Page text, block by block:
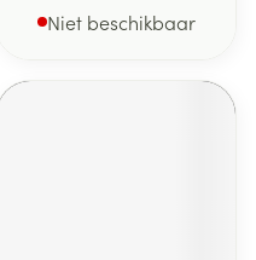
Niet beschikbaar